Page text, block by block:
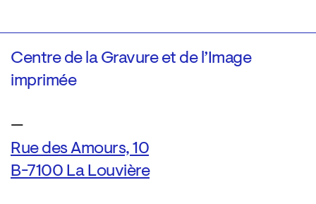
Centre de la Gravure et de l’Image
imprimée
—
Rue des Amours, 10
B-7100 La Louvière